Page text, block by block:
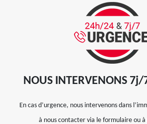
NOUS INTERVENONS
En cas d’urgence, nous intervenons dans
à nous contacter via le formulaire ou à